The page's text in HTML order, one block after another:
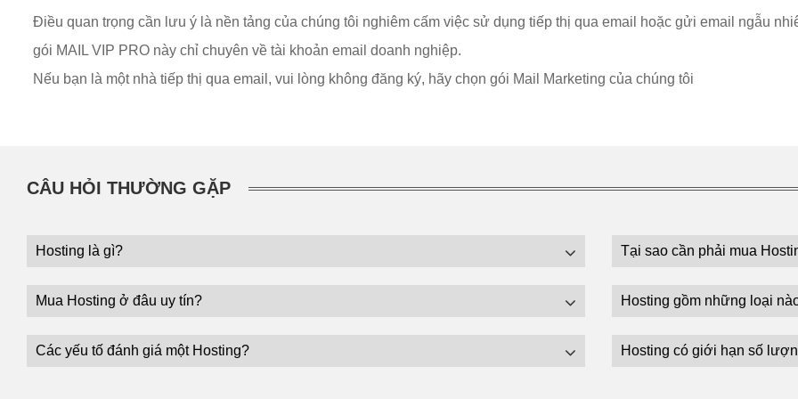
Điều quan trọng cần lưu ý là nền tảng của chúng tôi nghiêm cấm việc sử dụng tiếp thị qua email hoặc gửi email ngẫu
gói MAIL VIP PRO này chỉ chuyên về tài khoản email doanh nghiệp.
Nếu bạn là một nhà tiếp thị qua email, vui lòng không đăng ký, hãy chọn gói Mail Marketing của chúng tôi
CÂU HỎI THƯỜNG GẶP
Hosting là gì? Tại sao cần phải mua
Mua Hosting ở đâu uy tín? Hosting gồm những loại
Các yếu tố đánh giá một Hosting? Hosting có giới hạn số